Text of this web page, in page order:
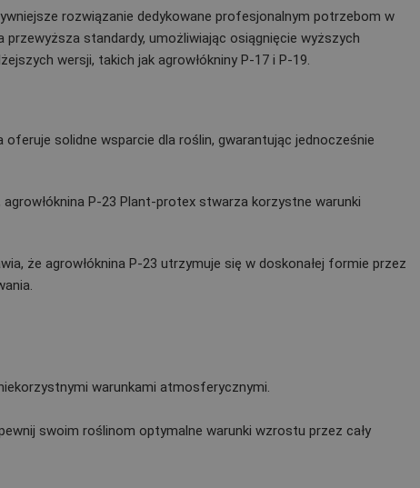
rozwiązanie dedykowane profesjonalnym potrzebom w
standardy, umożliwiając osiągnięcie wyższych
wersji, takich jak agrowłókniny P-17 i P-19.
solidne wsparcie dla roślin, gwarantując jednocześnie
P-23 Plant-protex stwarza korzystne warunki
że agrowłóknina P-23 utrzymuje się w doskonałej formie przez
warunkami atmosferycznymi.
swoim roślinom optymalne warunki wzrostu przez cały